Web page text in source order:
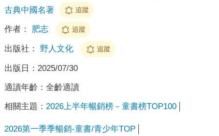
古典中國名著
追蹤
作者： 肥志 追蹤
出版社： 野人文化 追蹤
出版日： 2025/07/30
適讀年齡： 全齡適讀
相關主題： 2026上半年暢銷榜－童書榜TOP100
2026第一季季暢銷-童書/青少年TOP